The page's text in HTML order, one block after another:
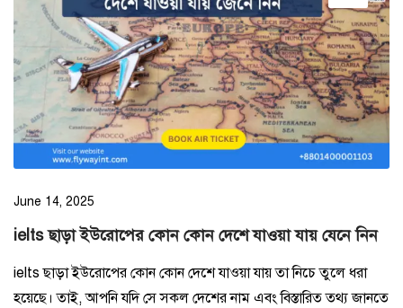
June 14, 2025
ielts ছাড়া ইউরোপের কোন কোন দেশে যাওয়া যায় যেনে নিন
ielts ছাড়া ইউরোপের কোন কোন দেশে যাওয়া যায় তা নিচে তুলে ধরা
হয়েছে। তাই, আপনি যদি সে সকল দেশের নাম এবং বিস্তারিত তথ্য জানতে